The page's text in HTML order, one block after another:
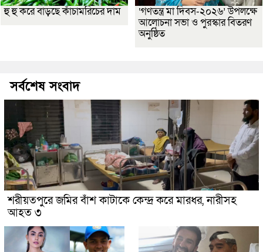
হু হু করে বাড়ছে কাঁচামরিচের দাম
‘গণতন্ত্র মা দিবস-২০২৬’ উপলক্ষে
আলোচনা সভা ও পুরস্কার বিতরণ
অনুষ্ঠিত
সর্বশেষ সংবাদ
শরীয়তপুরে জমির বাঁশ কাটাকে কেন্দ্র করে মারধর, নারীসহ
আহত ৩